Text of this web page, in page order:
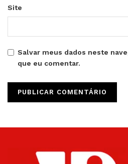
Site
Salvar meus dados neste
que eu comentar.